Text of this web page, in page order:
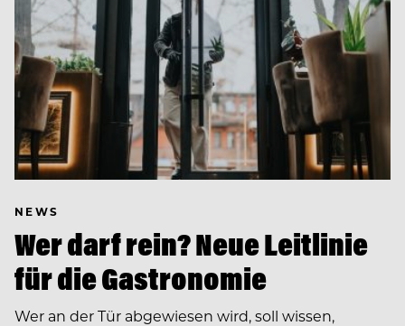
NEWS
Wer darf rein? Neue Leitlinie
für die Gastronomie
Wer an der Tür abgewiesen wird, soll wissen,